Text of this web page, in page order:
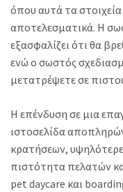
όπου αυτά τα
αποτελεσματικά. Η
εξασφαλίζει ότι θα
ενώ ο σωστός
μετατρέψετε σε
Η επένδυση σε μια
ιστοσελίδα
κρατήσεων,
πιστότητα πελατών
pet daycare και